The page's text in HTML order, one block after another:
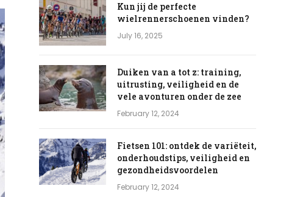
Kun jij de perfecte
wielrennerschoenen vinden?
July 16, 2025
Duiken van a tot z: training,
uitrusting, veiligheid en de
vele avonturen onder de zee
February 12, 2024
Fietsen 101: ontdek de variëteit,
onderhoudstips, veiligheid en
gezondheidsvoordelen
February 12, 2024